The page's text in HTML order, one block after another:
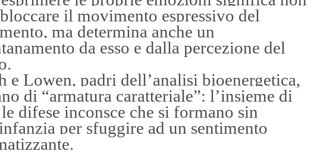
il movimento espressivo del
ma determina anche un
da esso e dalla percezione del
e Lowen, padri dell’analisi bioenergetica,
di “armatura caratteriale”: l’insieme di
difese inconsce che si formano sin
per sfuggire ad un sentimento